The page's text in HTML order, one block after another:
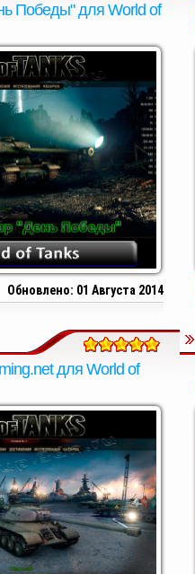
Победы" для World of
Обновлено: 01 Августа 2014
для World of